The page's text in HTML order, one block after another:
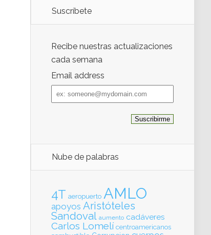
Suscríbete
Recibe nuestras actualizaciones
cada semana
Email address
Email
address
Nube de palabras
4T aeropuerto AMLO
apoyos Aristóteles
Sandoval aumento cadáveres
Carlos Lomelí centroamericanos